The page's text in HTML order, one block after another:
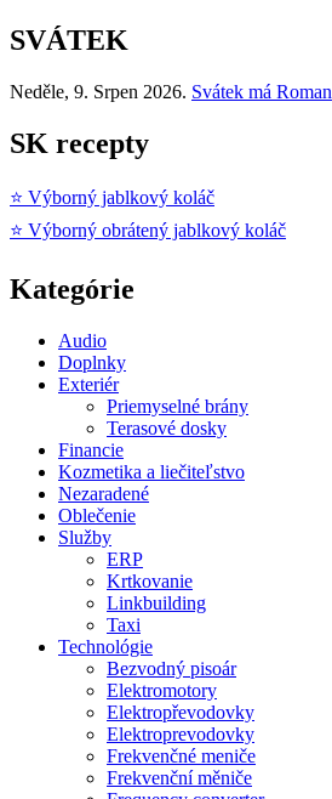
SVÁTEK
Neděle, 9. Srpen 2026. Svátek má Roman
SK recepty
⭐ Výborný jablkový koláč
⭐ Výborný obrátený jablkový koláč
Kategórie
Audio
Doplnky
Exteriér
Priemyselné brány
Terasové dosky
Financie
Kozmetika a liečiteľstvo
Nezaradené
Oblečenie
Služby
ERP
Krtkovanie
Linkbuilding
Taxi
Technológie
Bezvodný pisoár
Elektromotory
Elektropřevodovky
Elektroprevodovky
Frekvenčné meniče
Frekvenční měniče